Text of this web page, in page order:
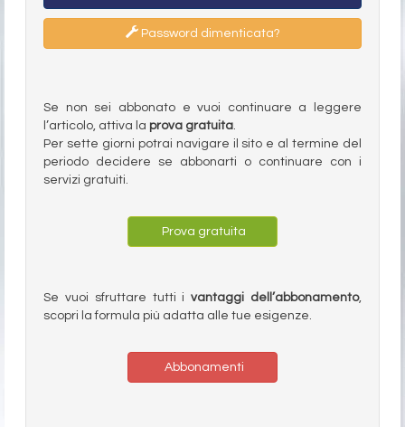
Password dimenticata?
Se non sei abbonato e vuoi continuare a leggere
l’articolo, attiva la prova gratuita.
Per sette giorni potrai navigare il sito e al termine del
periodo decidere se abbonarti o continuare con i
servizi gratuiti.
Prova gratuita
Se vuoi sfruttare tutti ivantaggi dell’abbonamento,
scopri la formula più adatta alle tue esigenze.
Abbonamenti